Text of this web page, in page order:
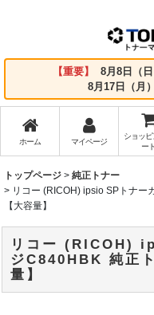
【重要】
8月8日（
8月17日（月
ホーム マイページ
ショッ
ート
トップページ > 純正トナー
> リコー (RICOH) ipsio SPトナー
【大容量】
リコー (RICOH)
ジC840HBK 純正
量】